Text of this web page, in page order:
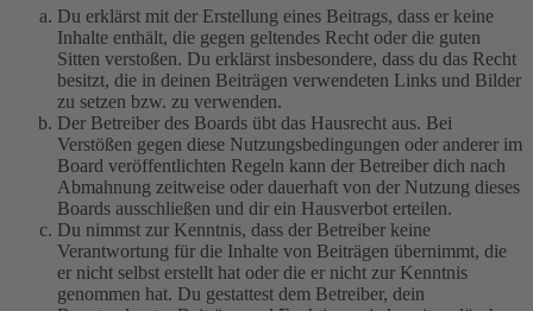
Du erklärst mit der Erstellung eines Beitrags, dass er keine
Inhalte enthält, die gegen geltendes Recht oder die guten
Sitten verstoßen. Du erklärst insbesondere, dass du das Recht
besitzt, die in deinen Beiträgen verwendeten Links und Bilder
zu setzen bzw. zu verwenden.
Der Betreiber des Boards übt das Hausrecht aus. Bei
Verstößen gegen diese Nutzungsbedingungen oder anderer im
Board veröffentlichten Regeln kann der Betreiber dich nach
Abmahnung zeitweise oder dauerhaft von der Nutzung dieses
Boards ausschließen und dir ein Hausverbot erteilen.
Du nimmst zur Kenntnis, dass der Betreiber keine
Verantwortung für die Inhalte von Beiträgen übernimmt, die
er nicht selbst erstellt hat oder die er nicht zur Kenntnis
genommen hat. Du gestattest dem Betreiber, dein